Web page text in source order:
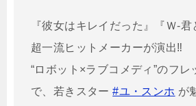
『彼女はキレイだった』『Ｗ-
超一流ヒットメーカーが演出‼️
“ロボット×ラブコメディ”のフレ
で、若きスター#ユ・スンホ が